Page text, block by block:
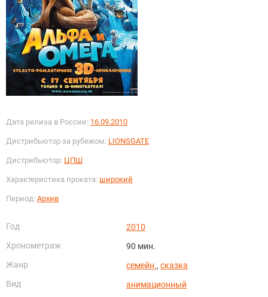
Дата релиза в России: 16.09.2010
Дистрибьютор за рубежом: LIONSGATE
Дистрибьютор: ЦПШ
Характеристика проката: широкий
Период: Архив
Год
2010
Хронометраж
90 мин.
Жанр
семейн.,сказка
Вид
анимационный